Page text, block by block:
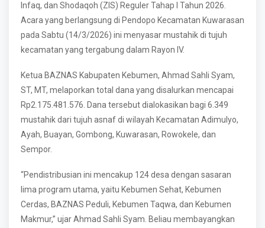
Infaq, dan Shodaqoh (ZIS) Reguler Tahap I Tahun 2026.
Acara yang berlangsung di Pendopo Kecamatan Kuwarasan
pada Sabtu (14/3/2026) ini menyasar mustahik di tujuh
kecamatan yang tergabung dalam Rayon IV.
Ketua BAZNAS Kabupaten Kebumen, Ahmad Sahli Syam,
ST, MT, melaporkan total dana yang disalurkan mencapai
Rp2.175.481.576. Dana tersebut dialokasikan bagi 6.349
mustahik dari tujuh asnaf di wilayah Kecamatan Adimulyo,
Ayah, Buayan, Gombong, Kuwarasan, Rowokele, dan
Sempor.
“Pendistribusian ini mencakup 124 desa dengan sasaran
lima program utama, yaitu Kebumen Sehat, Kebumen
Cerdas, BAZNAS Peduli, Kebumen Taqwa, dan Kebumen
Makmur,” ujar Ahmad Sahli Syam. Beliau membayangkan